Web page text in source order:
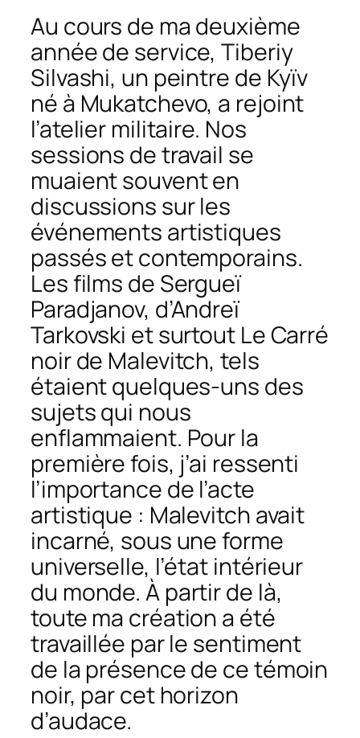
Au cours de ma deuxième
année de service, Tiberiy
Silvashi, un peintre de Kyïv
né à Mukatchevo, a rejoint
l’atelier militaire. Nos
sessions de travail se
muaient souvent en
discussions sur les
événements artistiques
passés et contemporains.
Les films de Sergueï
Paradjanov, d’Andreï
Tarkovski et surtout Le Carré
noir de Malevitch, tels
étaient quelques-uns des
sujets qui nous
enflammaient. Pour la
première fois, j’ai ressenti
l’importance de l’acte
artistique : Malevitch avait
incarné, sous une forme
universelle, l’état intérieur
du monde. À partir de là,
toute ma création a été
travaillée par le sentiment
de la présence de ce témoin
noir, par cet horizon
d’audace.